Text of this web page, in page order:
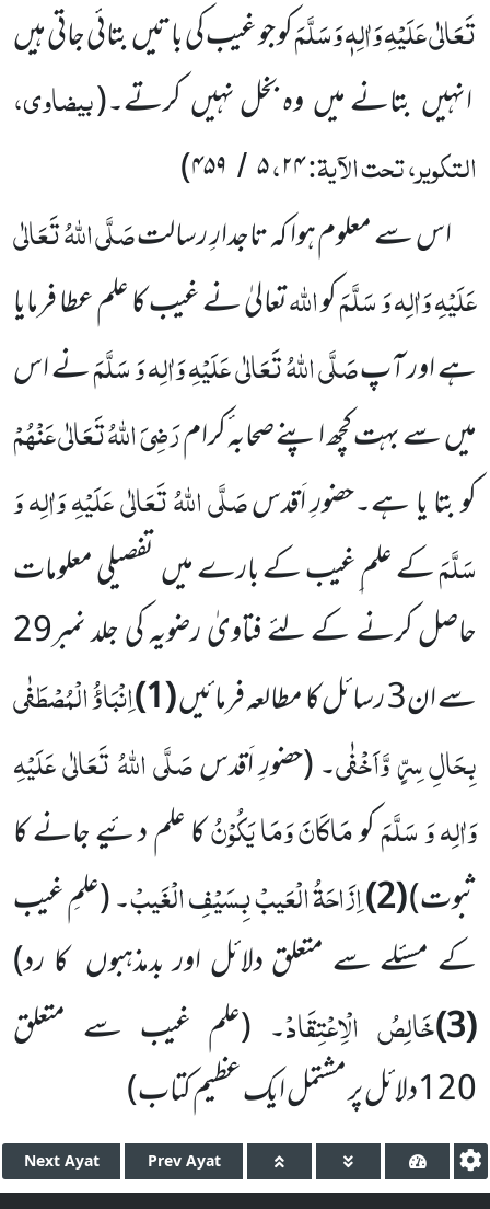
تَعَالٰی عَلَیْہِوَاٰلِہٖ وَسَلَّمَکو جو غیب کی باتیںبتائی جاتی ہیں
انہیں بتانے میںوہ بخل نہیںکرتے۔(بیضاوی،
التکویر، تحت الآیۃ:۲۴،۵ / ۴۵۹)
اس سے معلوم ہوا کہ تاجدارِ رسالتصَلَّی اللّٰہُ تَعَالٰی
عَلَیْہِ وَاٰلِہ وَ سَلَّمَکواللّٰہتعالیٰ نے غیب کا علم عطا فرمایا
ہے اورآپصَلَّی اللّٰہُ تَعَالٰی عَلَیْہِ وَاٰلِہ وَ سَلَّمَنے اس
میںسے بہت کچھ اپنے صحابہ ٔکرامرَضِیَ اللّٰہُ تَعَالٰی عَنْہُمْ
کو بتا یا ہے۔حضورِ اَقدسصَلَّی اللّٰہُ تَعَالٰی عَلَیْہِ وَاٰلِہ وَ
سَلَّمَکے علم ِغیب کے بارے میں تفصیلی معلومات
حاصل کرنے کے لئے فتاویٰ رضویہ کی جلد نمبر29
سے ان3رسائل کا مطالعہ فرمائیں(
1
)اِنْبَاؤُ الْمُصْطَفٰی
بِحَالِ سِرٍّ وَّاَخْفٰی۔(حضورِ اَقدسصَلَّی اللّٰہُ تَعَالٰی عَلَیْہِ
وَاٰلِہ وَ سَلَّمَکومَاکَانَ وَمَا یَکُوْنُکا علم دئیے جانے کا
ثبوت)(
2
)اِزَاحَۃُ الْعَیبْ بِسَیْفِ الْغَیبْ۔(علمِ غیب
کے مسئلے سے متعلق دلائل اور بدمذہبوں کا رد)
(
3
)خَالِصُ الْاِعْتِقَادْ۔ (علم غیب سے متعلق
120دلائل پر مشتمل ایک عظیم کتاب)
Next Ayat Prev Ayat